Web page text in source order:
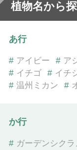
植物名から
あ行
# アイビー # ア
# イチゴ # イチ
# 温州ミカン #
か行
# ガーデンシクラ